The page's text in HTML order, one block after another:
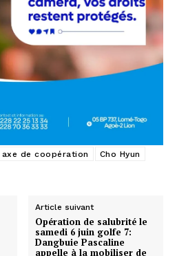
axe de coopération
Cho Hyun
Article suivant
Opération de salubrité le
samedi 6 juin golfe 7:
Dangbuie Pascaline
appelle à la mobiliser de